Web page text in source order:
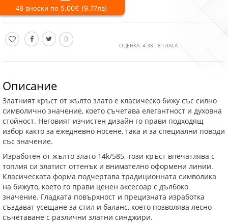
48 вноски по 5.00€ (9.77лв)
ОЦЕНКА: 4.38 - 8 ГЛАСА
Описание
Златният кръст от жълто злато е класическо бижу със силно
символично значение, което съчетава елегантност и духовна
стойност. Неговият изчистен дизайн го прави подходящ
избор както за ежедневно носене, така и за специални поводи
със значение.
Изработен от жълто злато 14k/585, този кръст впечатлява с
топлия си златист оттенък и внимателно оформени линии.
Класическата форма подчертава традиционната символика
на бижуто, което го прави ценен аксесоар с дълбоко
значение. Гладката повърхност и прецизната изработка
създават усещане за стил и баланс, което позволява лесно
съчетаване с различни златни синджири.